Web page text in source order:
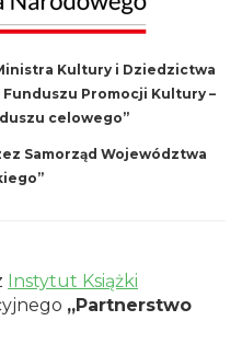
Kultury i Dziedzictwa
Promocji Kultury –
celowego”
Samorząd Województwa
”
Instytut Książki
„Partnerstwo